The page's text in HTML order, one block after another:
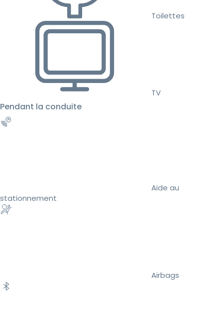
Toilettes
TV
Pendant la conduite
Aide au
stationnement
Airbags